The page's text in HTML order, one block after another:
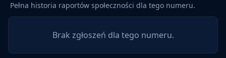
Pełna historia raportów społeczności dla tego numeru.
Brak zgłoszeń dla tego numeru.